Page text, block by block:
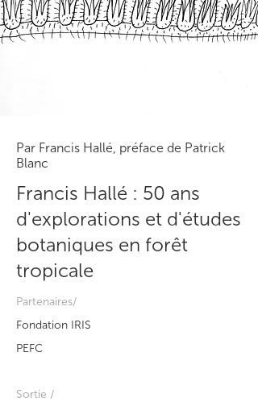
Par Francis Hallé, préface de Patrick
Blanc
Francis Hallé : 50 ans
d'explorations et d'études
botaniques en forêt
tropicale
Partenaires/
Fondation IRIS
PEFC
Sortie /